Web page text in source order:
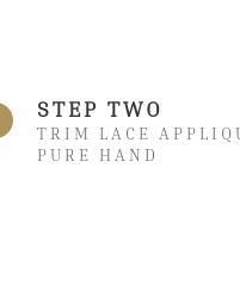
STEP TWO
TRIM LACE
PURE HAND